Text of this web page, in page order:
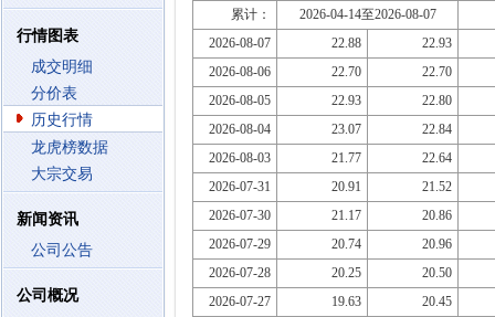
行情图表
成交明细
分价表
历史行情
龙虎榜数据
大宗交易
新闻资讯
公司公告
公司概况
累计：
2026-04-14至2026-08-07
2026-08-07
22.88
22.93
2026-08-06
22.70
22.70
2026-08-05
22.93
22.80
2026-08-04
23.07
22.84
2026-08-03
21.77
22.64
2026-07-31
20.91
21.52
2026-07-30
21.17
20.86
2026-07-29
20.74
20.96
2026-07-28
20.25
20.50
2026-07-27
19.63
20.45